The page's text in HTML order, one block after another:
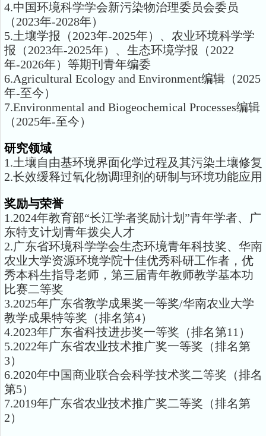
4.中国环境科学学会新污染物治理委员会委员
（2023年-2028年）
5.土壤学报（2023年-2025年）、农业环境科学学
报（2023年-2025年）、生态环境学报（2022
年-2026年）等期刊青年编委
6.Agricultural Ecology and Environment编辑（2025
年-至今）
7.Environmental and Biogeochemical Processes编辑
（2025年-至今）
研究领域
1.土壤自由基环境界面化学过程及其污染土壤修复
2.长效缓释过氧化物调理剂的研制与环境功能应用
奖励与荣誉
1.2024年教育部“长江学者奖励计划”青年学者、广
东特支计划青年拨尖人才
2.广东省环境科学学会生态环境青年科技奖、华南
农业大学资源环境学院十佳优秀科研工作者，优
秀本科生指导老师，第三届青年教师教学基本功
比赛二等奖
3.2025年广东省教学成果奖一等奖/华南农业大学
教学成果特等奖（排名第4）
4.2023年广东省科技进步奖一等奖（排名第11）
5.2022年广东省农业技术推广奖一等奖（排名第
3）
6.2020年中国商业联合会科学技术奖二等奖（排名
第5）
7.2019年广东省农业技术推广奖二等奖（排名第
2）